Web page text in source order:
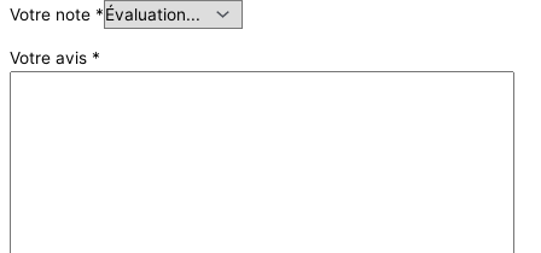
Votre note *
Votre avis *